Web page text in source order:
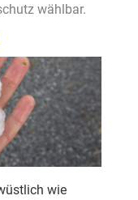
wählbar.
wie